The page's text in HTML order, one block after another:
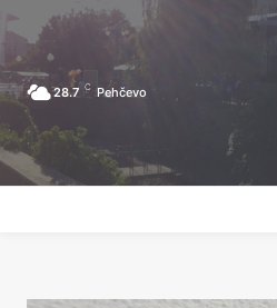
28.7 C Pehčevo